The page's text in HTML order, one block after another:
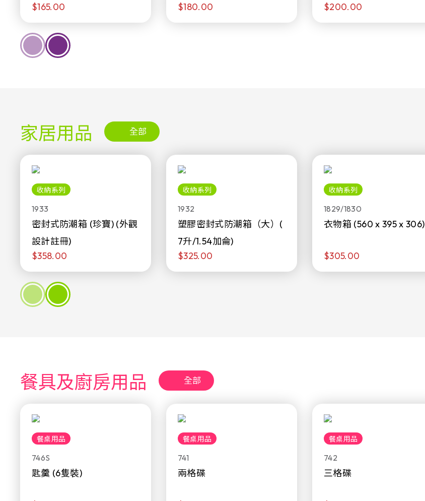
$165.00
$180.00
機販售)
$200.00
家居用品 全部
收納系列
1933
密封式防潮箱 (珍寶) (外觀
設計註冊)
$358.00
收納系列
1932
塑膠密封式防潮箱（大）(
7升/1.54加侖)
$325.00
收納系列
1829/1830
衣物箱 (560 x 395 x 306)
$305.00
餐具及廚房用品 全部
餐桌用品
746S
匙羹 (6隻裝)
餐桌用品
741
兩格碟
餐桌用品
742
三格碟